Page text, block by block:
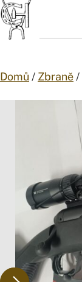
Přejít na obsah
Domů / Zbraně /